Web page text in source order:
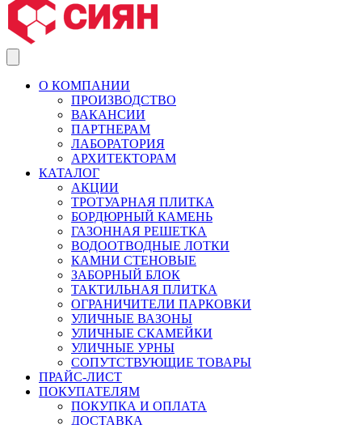
О КОМПАНИИ
ПРОИЗВОДСТВО
ВАКАНСИИ
ПАРТНЕРАМ
ЛАБОРАТОРИЯ
АРХИТЕКТОРАМ
КАТАЛОГ
АКЦИИ
ТРОТУАРНАЯ ПЛИТКА
БОРДЮРНЫЙ КАМЕНЬ
ГАЗОННАЯ РЕШЕТКА
ВОДООТВОДНЫЕ ЛОТКИ
КАМНИ СТЕНОВЫЕ
ЗАБОРНЫЙ БЛОК
ТАКТИЛЬНАЯ ПЛИТКА
ОГРАНИЧИТЕЛИ ПАРКОВКИ
УЛИЧНЫЕ ВАЗОНЫ
УЛИЧНЫЕ СКАМЕЙКИ
УЛИЧНЫЕ УРНЫ
СОПУТСТВУЮЩИЕ ТОВАРЫ
ПРАЙС-ЛИСТ
ПОКУПАТЕЛЯМ
ПОКУПКА И ОПЛАТА
ДОСТАВКА